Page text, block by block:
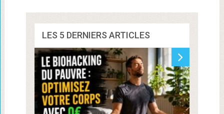
LES 5 DERNIERS ARTICLES